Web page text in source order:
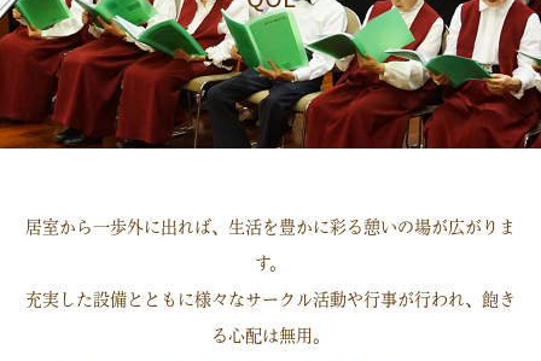
居室から一歩外に出れば、生活を豊かに彩る憩いの場が広がりま
す。
充実した設備とともに様々なサークル活動や行事が行われ、飽き
る心配は無用。